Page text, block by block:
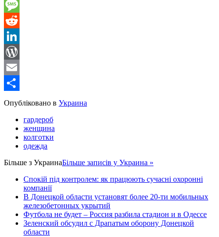
Gmail
Message
Reddit
LinkedIn
WordPress
Email
Share
Опубліковано в Украина
гардероб
женщина
колготки
одежда
Більше з УкраинаБільше записів у Украина »
Спокій під контролем: як працюють сучасні охоронні
компанії
В Донецкой области установят более 20-ти мобильных
железобетонных укрытий
Футбола не будет – Россия разбила стадион и в Одессе
Зеленский обсудил с Драпатым оборону Донецкой
области